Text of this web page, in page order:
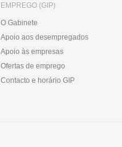
EMPREGO (GIP)
O Gabinete
Apoio aos desempregados
Apoio às empresas
Ofertas de emprego
Contacto e horário GIP